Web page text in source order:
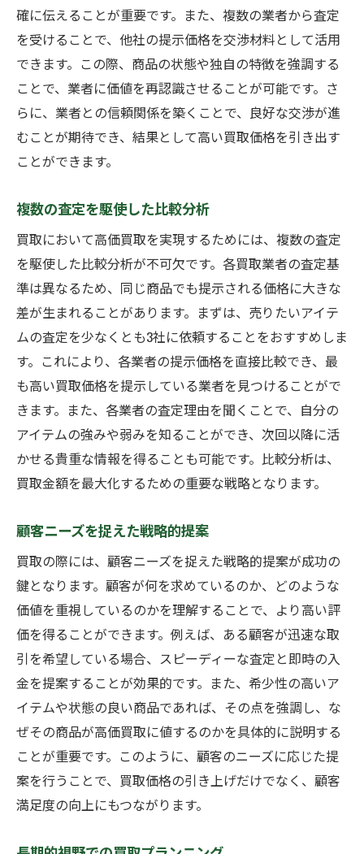
確に伝えることが重要です。また、複数の業者から査定
を受けることで、他社の提示価格を交渉材料として活用
できます。この際、商品の状態や独自の特徴を強調する
ことで、業者に価値を再認識させることが可能です。さ
らに、業者との信頼関係を築くことで、良好な交渉が進
むことが期待でき、結果として高い買取価格を引き出す
ことができます。
複数の査定を駆使した比較分析
買取において高価買取を実現するためには、複数の査定
を駆使した比較分析が不可欠です。各買取業者の査定基
準は異なるため、同じ商品でも提示される価格に大きな
差が生まれることがあります。まずは、売りたいアイテ
ムの査定を少なくとも3社に依頼することをおすすめしま
す。これにより、各業者の提示価格を直接比較でき、最
も高い買取価格を提示している業者を見つけることがで
きます。また、各業者の査定理由を聞くことで、自分の
アイテムの強みや弱みを知ることができ、次回以降に活
かせる貴重な情報を得ることも可能です。比較分析は、
買取金額を最大化するための重要な戦略となります。
顧客ニーズを捉えた戦略的提案
買取の際には、顧客ニーズを捉えた戦略的提案が成功の
鍵となります。顧客が何を求めているのか、どのような
価値を重視しているのかを理解することで、より高い評
価を得ることができます。例えば、ある顧客が迅速な取
引を希望している場合、スピーディーな査定と即時の入
金を提案することが効果的です。また、希少性の高いア
イテムや状態の良い商品であれば、その点を強調し、な
ぜその商品が高価買取に値するのかを具体的に説明する
ことが重要です。このように、顧客のニーズに応じた提
案を行うことで、買取価格の引き上げだけでなく、顧客
満足度の向上にもつながります。